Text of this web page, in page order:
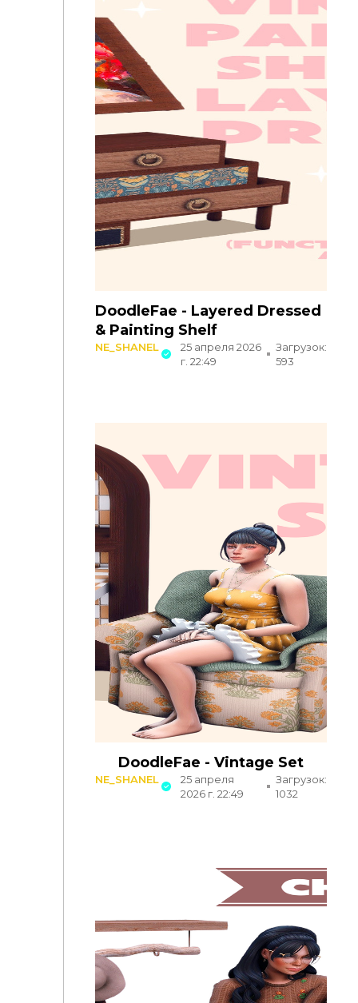
DoodleFae - Layered Dressed
& Painting Shelf
NE_SHANEL
25 апреля 2026
г. 22:49
Загрузок:
593
DoodleFae - Vintage Set
NE_SHANEL
25 апреля
2026 г. 22:49
Загрузок:
1032